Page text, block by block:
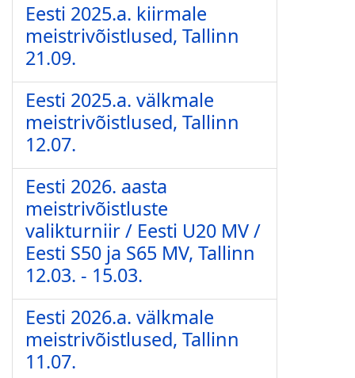
Eesti 2025.a. kiirmale
meistrivõistlused, Tallinn
21.09.
Eesti 2025.a. välkmale
meistrivõistlused, Tallinn
12.07.
Eesti 2026. aasta
meistrivõistluste
valikturniir / Eesti U20 MV /
Eesti S50 ja S65 MV, Tallinn
12.03. - 15.03.
Eesti 2026.a. välkmale
meistrivõistlused, Tallinn
11.07.